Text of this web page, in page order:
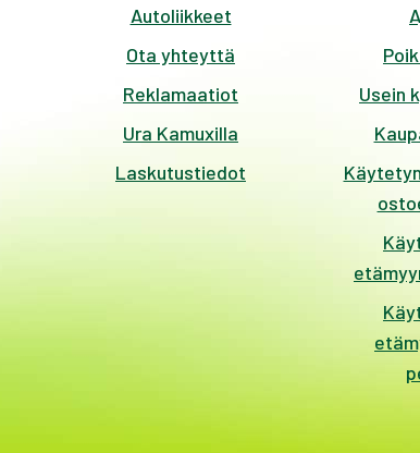
Autoliikkeet
Ota yhteyttä
Reklamaatiot
Ura Kamuxilla
Laskutustiedot
Usein